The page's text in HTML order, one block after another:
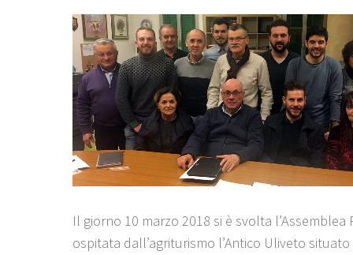
Il giorno 10 marzo 2018 si è svolta l’Assemblea
ospitata dall’agriturismo l’Antico Uliveto